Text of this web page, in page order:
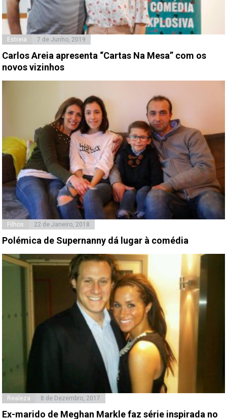
Estreia 7 de Junho, 2019
Carlos Areia apresenta “Cartas Na Mesa” com os
novos vizinhos
Filhos 22 de Janeiro, 2018
Polémica de Supernanny dá lugar à comédia
Realeza 8 de Dezembro, 2017
Ex-marido de Meghan Markle faz série inspirada no